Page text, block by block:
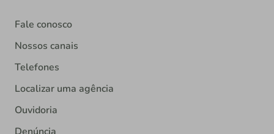
Fale conosco
Nossos canais
Telefones
Localizar uma agência
Ouvidoria